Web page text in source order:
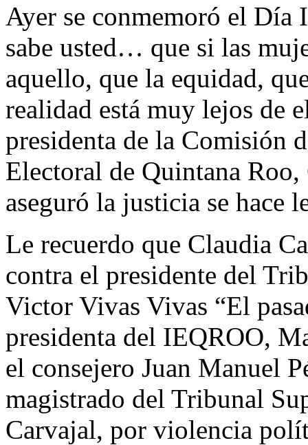
Ayer se conmemoró el
sabe usted… que si las
aquello, que la equidad,
realidad está muy lejos de
presidenta de la Comisión
Electoral de Quintana
aseguró la justicia se hace
Le recuerdo que Claudia
contra el presidente del
Victor Vivas Vivas “El
presidenta del IEQROO,
el consejero Juan Manuel
magistrado del Tribunal
Carvajal, por violencia